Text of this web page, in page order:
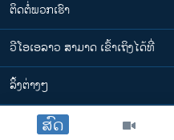
ສົດ
ຕິດຕໍ່ພວກເຮົາ
ວີໂອເອລາວ ສາມາດ ເຂົ້າເຖິງໄດ້ທີ່
​ລິ້ງ​ຕ່າງໆ